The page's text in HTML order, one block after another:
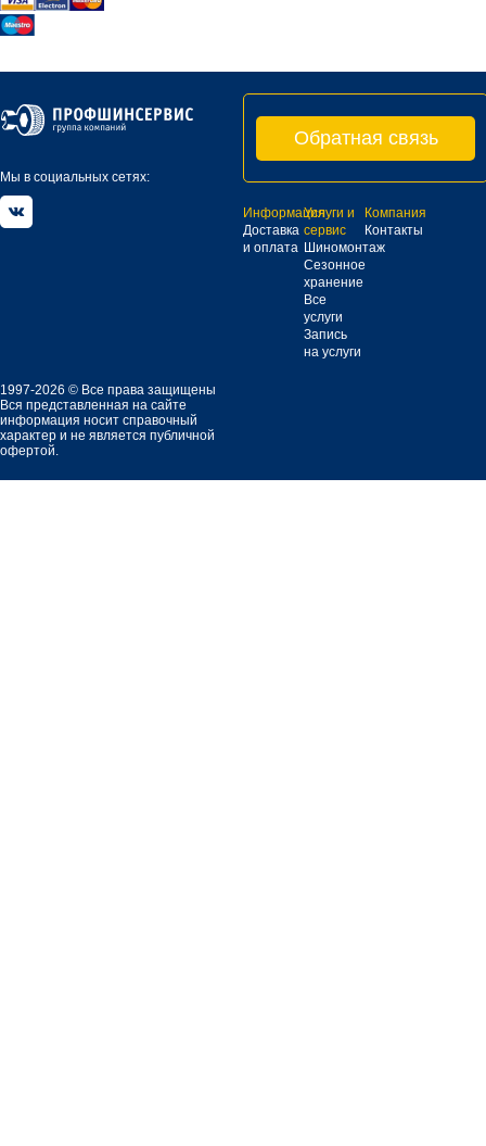
Мы в социальных сетях:
Обратная связь
Информация
Доставка
и оплата
Услуги и
сервис
Шиномонтаж
Сезонное
хранение
Все
услуги
Запись
на услуги
Компания
Контакты
1997-2026 © Все права защищены
Вся представленная на сайте
информация носит справочный
характер и не является публичной
офертой.